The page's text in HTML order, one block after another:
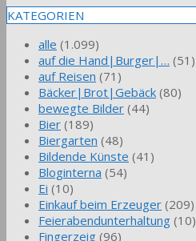
KATEGORIEN
alle (1.099)
auf die Hand|Burger|… (51)
auf Reisen (71)
Bäcker|Brot|Gebäck (80)
bewegte Bilder (44)
Bier (189)
Biergarten (48)
Bildende Künste (41)
Bloginterna (54)
Ei (10)
Einkauf beim Erzeuger (209)
Feierabendunterhaltung (10)
Fingerzeig (96)